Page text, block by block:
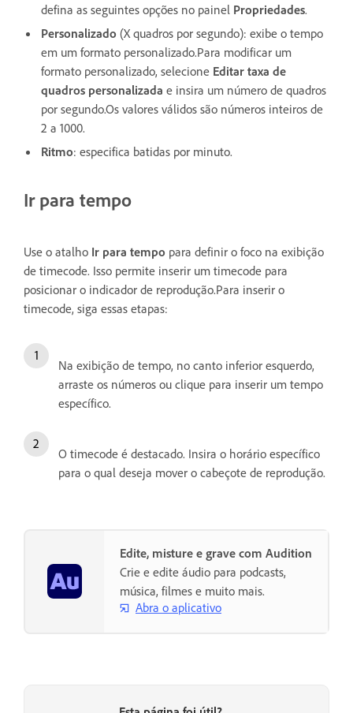
defina as seguintes opções no painel Propriedades.
Personalizado (X quadros por segundo): exibe o tempo
em um formato personalizado.Para modificar um
formato personalizado, selecione Editar taxa de
quadros personalizada e insira um número de quadros
por segundo.Os valores válidos são números inteiros de
2 a 1000.
Ritmo: especifica batidas por minuto.
Ir para tempo
Use o atalho Ir para tempo para definir o foco na exibição
de timecode. Isso permite inserir um timecode para
posicionar o indicador de reprodução.Para inserir o
timecode, siga essas etapas:
Na exibição de tempo, no canto inferior esquerdo,
arraste os números ou clique para inserir um tempo
específico.
O timecode é destacado. Insira o horário específico
para o qual deseja mover o cabeçote de reprodução.
Edite, misture e grave com Audition
Crie e edite áudio para podcasts,
música, filmes e muito mais.
Abra o aplicativo